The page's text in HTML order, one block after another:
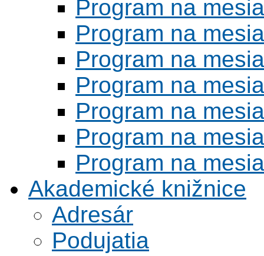
Program na
Program na
Program na
Program na
Program na
Program na
Program na
Akademické knižnice
Adresár
Podujatia